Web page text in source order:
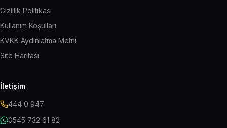
Gizlilik Politikası
Kullanım Koşulları
KVKK Aydınlatma Metni
Site Haritası
İletişim
444 0 947
0545 732 61 82